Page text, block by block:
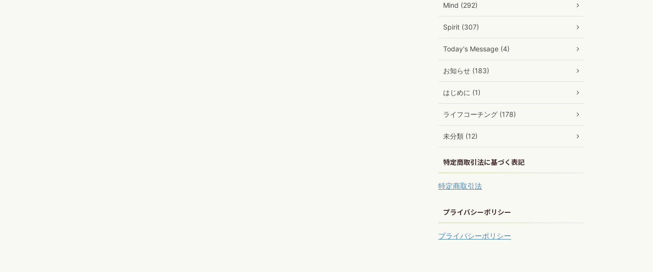
Mind (292)
Spirit (307)
Today's Message (4)
お知らせ (183)
はじめに (1)
ライフコーチング (178)
未分類 (12)
特定商取引法に基づく表記
特定商取引法
プライバシーポリシー
プライバシーポリシー